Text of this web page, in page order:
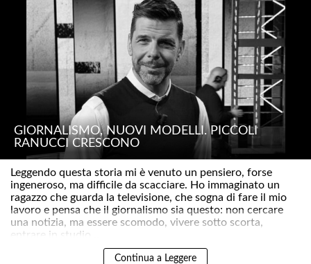
GIORNALISMO, NUOVI MODELLI. PICCOLI
RANUCCI CRESCONO
Leggendo questa storia mi è venuto un pensiero, forse
ingeneroso, ma difficile da scacciare. Ho immaginato un
ragazzo che guarda la televisione, che sogna di fare il mio
lavoro e pensa che il giornalismo sia questo: non cercare
una notizia, ma essere scomodo, vivere sotto scorta,
entrare in studio ..
Continua a Leggere